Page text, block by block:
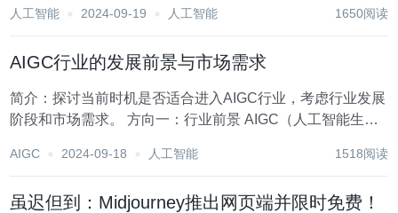
进行一些详细的解...
人工智能 2024-09-19 人工智能 1650阅读
AIGC行业的发展前景与市场需求
简介：探讨当前时机是否适合进入AIGC行业，考虑行业发展
阶段和市场需求。 方向一：行业前景 AIGC（人工智能生成
一个新兴领域，它涉及到使用人工智能技术来自动生成文
AIGC 2024-09-18 人工智能 1518阅读
虽迟但到：Midjourney推出网页端并限时免费！